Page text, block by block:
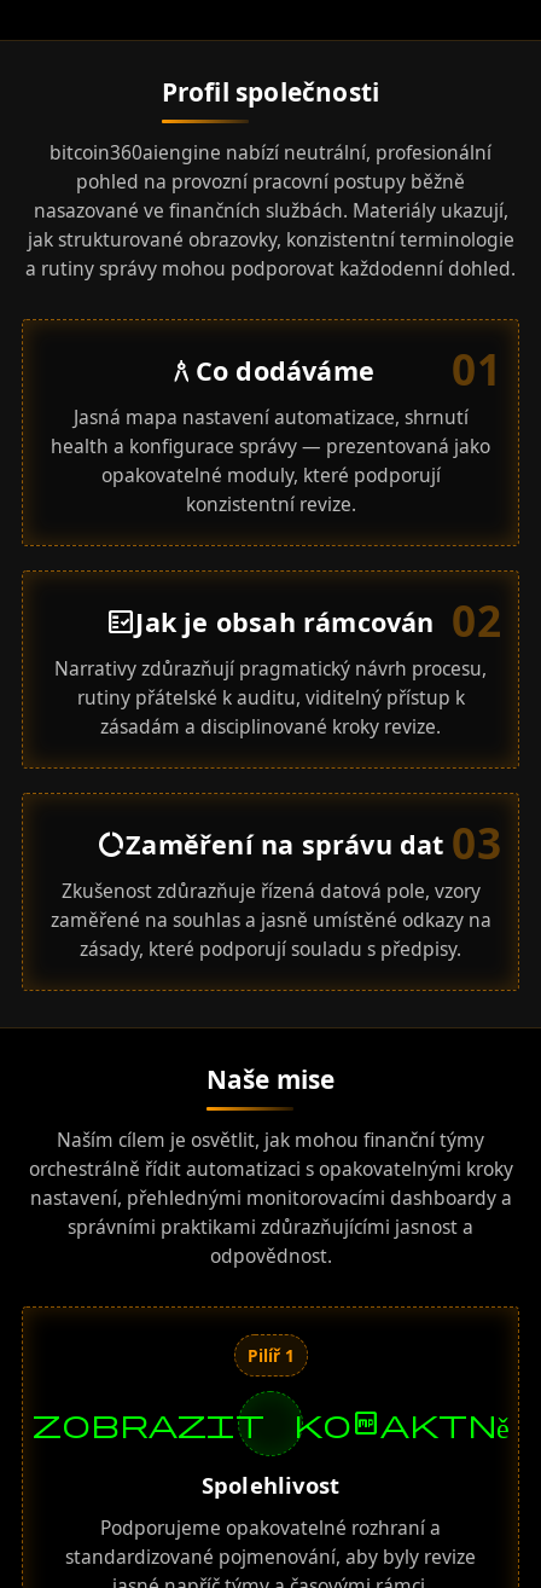
Profil společnosti
bitcoin360aiengine nabízí neutrální, profesionální
pohled na provozní pracovní postupy běžně
nasazované ve finančních službách. Materiály ukazují,
jak strukturované obrazovky, konzistentní terminologie
a rutiny správy mohou podporovat každodenní dohled.
01
architecture Co dodáváme
Jasná mapa nastavení automatizace, shrnutí
health a konfigurace správy — prezentovaná jako
opakovatelné moduly, které podporují
konzistentní revize.
02
fact_checkJak je obsah rámcován
Narrativy zdůrazňují pragmatický návrh procesu,
rutiny přátelské k auditu, viditelný přístup k
zásadám a disciplinované kroky revize.
03
data_usageZaměření na správu dat
Zkušenost zdůrazňuje řízená datová pole, vzory
zaměřené na souhlas a jasně umístěné odkazy na
zásady, které podporují souladu s předpisy.
Naše mise
Naším cílem je osvětlit, jak mohou finanční týmy
orchestrálně řídit automatizaci s opakovatelnými kroky
nastavení, přehlednými monitorovacími dashboardy a
správními praktikami zdůrazňujícími jasnost a
odpovědnost.
Pilíř 1
zobrazit kompaktně
Spolehlivost
Podporujeme opakovatelné rozhraní a
standardizované pojmenování, aby byly revize